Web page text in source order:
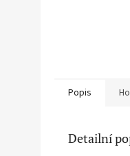
Popis
Detailní